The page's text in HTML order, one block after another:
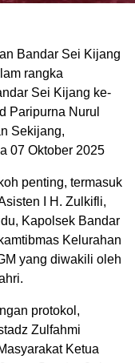
Bandar Sei Kijang
rangka
Sei Kijang ke-
Paripurna Nurul
Sekijang,
07 Oktober 2025
penting, termasuk
I H. Zulkifli,
Kapolsek Bandar
Kelurahan
yang diwakili oleh
protokol,
Zulfahmi
Ketua